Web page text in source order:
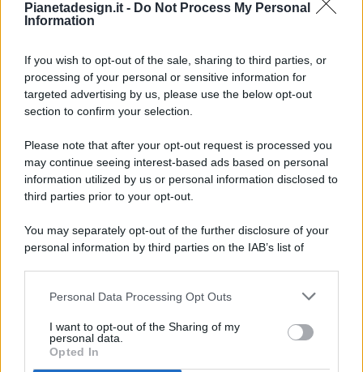
Pianetadesign.it - Do Not Process My Personal
Information
If you wish to opt-out of the sale, sharing to third parties, or
processing of your personal or sensitive information for
targeted advertising by us, please use the below opt-out
section to confirm your selection.
Please note that after your opt-out request is processed you
may continue seeing interest-based ads based on personal
information utilized by us or personal information disclosed to
third parties prior to your opt-out.
You may separately opt-out of the further disclosure of your
personal information by third parties on the IAB’s list of
This information may also be disclosed by us to third parties
disclose it to other third parties.
Personal Data Processing Opt Outs
I want to opt-out of the Sharing of my
personal data.
Opted In
© 2026 - Pianeta Design - P.IVA 04827280654 - Testata
Registrata Al Tribunale Di Nocera Inferiore N. 8/2020 - RG N.
ISCRIZIONE AL ROC N. 35792 – ISCRITTA ALL’ANSO
(ASSOCIAZIONE NAZIONALE STAMPA ONLINE)
PREFERENZE PRIVACY